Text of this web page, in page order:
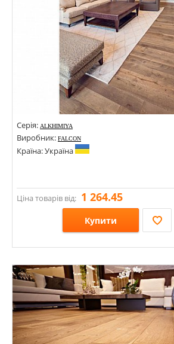
Серія: ALKHIMIYA
Виробник: FALCON
Країна: Україна
Ціна товарів від: 1 264.45
Купити
Розміри: 15х120х500-1500; 15х90х400-1000;
Стилі:
Кольори: